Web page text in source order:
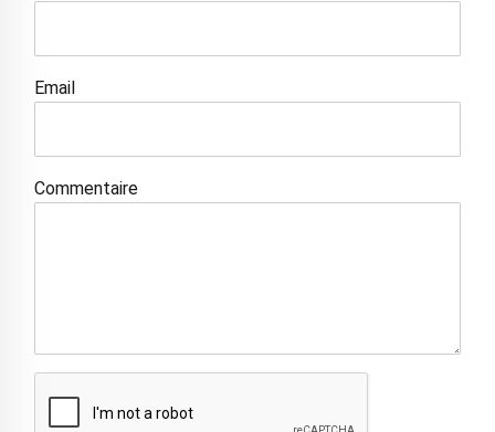
Email
Commentaire